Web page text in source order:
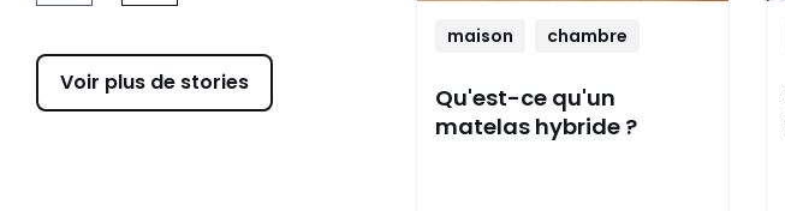
Voir plus de stories
maison chambre
Qu'est-ce qu'un
matelas hybride ?